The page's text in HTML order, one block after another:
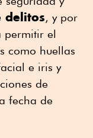
delitos, y por
permitir el
como huellas
e iris y
de
fecha de